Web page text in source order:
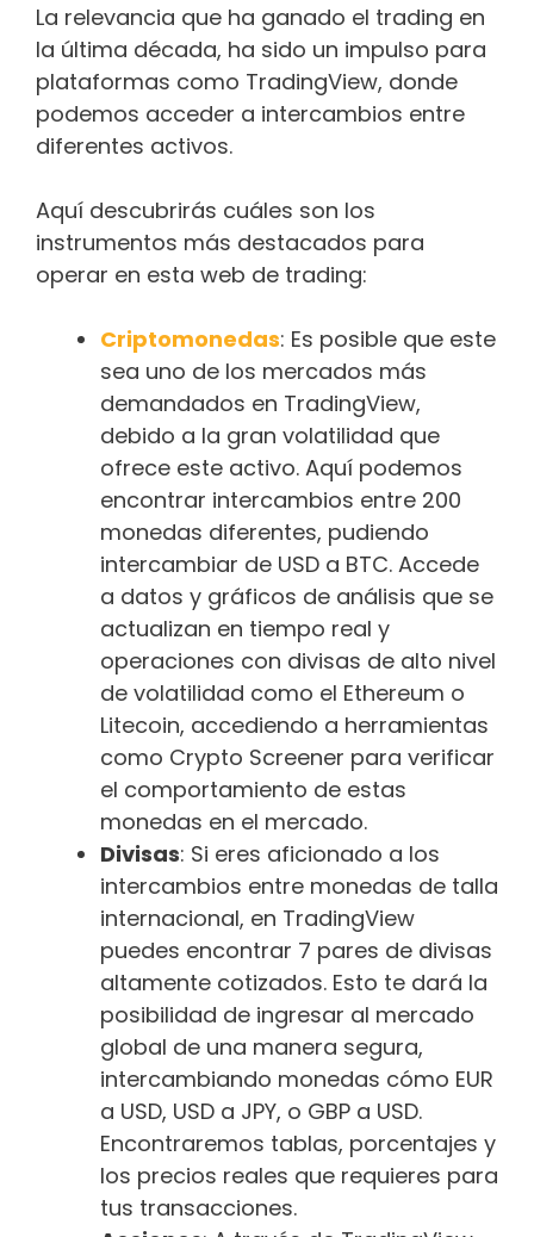
La relevancia que ha ganado el trading en
la última década, ha sido un impulso para
plataformas como TradingView, donde
podemos acceder a intercambios entre
diferentes activos.
Aquí descubrirás cuáles son los
instrumentos más destacados para
operar en esta web de trading:
Criptomonedas: Es posible que este
sea uno de los mercados más
demandados en TradingView,
debido a la gran volatilidad que
ofrece este activo. Aquí podemos
encontrar intercambios entre 200
monedas diferentes, pudiendo
intercambiar de USD a BTC. Accede
a datos y gráficos de análisis que se
actualizan en tiempo real y
operaciones con divisas de alto nivel
de volatilidad como el Ethereum o
Litecoin, accediendo a herramientas
como Crypto Screener para verificar
el comportamiento de estas
monedas en el mercado.
Divisas: Si eres aficionado a los
intercambios entre monedas de talla
internacional, en TradingView
puedes encontrar 7 pares de divisas
altamente cotizados. Esto te dará la
posibilidad de ingresar al mercado
global de una manera segura,
intercambiando monedas cómo EUR
a USD, USD a JPY, o GBP a USD.
Encontraremos tablas, porcentajes y
los precios reales que requieres para
tus transacciones.